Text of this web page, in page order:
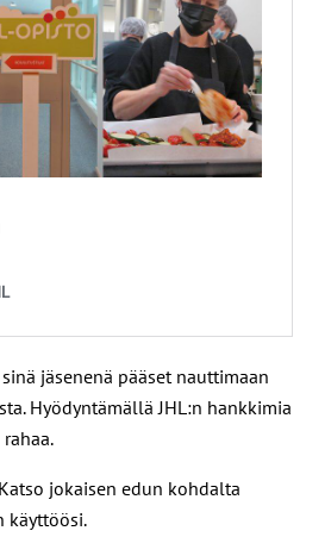
jäsenenä pääset nauttimaan
Hyödyntämällä JHL:n hankkimia
jokaisen edun kohdalta
käyttöösi.